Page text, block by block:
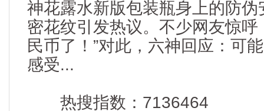
神花露水新版包装瓶身上的防
密花纹引发热议。不少网友惊呼
民币了！”对此，六神回应：可
感受...
热搜指数：7136464